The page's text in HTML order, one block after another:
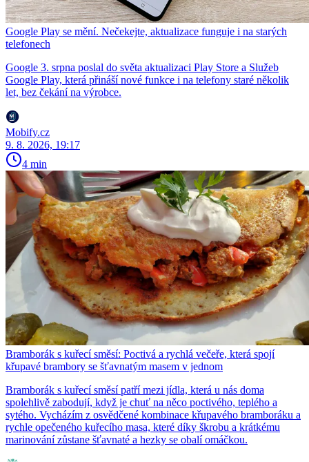
Google Play se mění. Nečekejte, aktualizace funguje i na starých
telefonech
Google 3. srpna poslal do světa aktualizaci Play Store a Služeb
Google Play, která přináší nové funkce i na telefony staré několik
let, bez čekání na výrobce.
Mobify.cz
9. 8. 2026, 19:17
4 min
Bramborák s kuřecí směsí: Poctivá a rychlá večeře, která spojí
křupavé brambory se šťavnatým masem v jednom
Bramborák s kuřecí směsí patří mezi jídla, která u nás doma
spolehlivě zabodují, když je chuť na něco poctivého, teplého a
sytého. Vycházím z osvědčené kombinace křupavého bramboráku a
rychle opečeného kuřecího masa, které díky škrobu a krátkému
marinování zůstane šťavnaté a hezky se obalí omáčkou.